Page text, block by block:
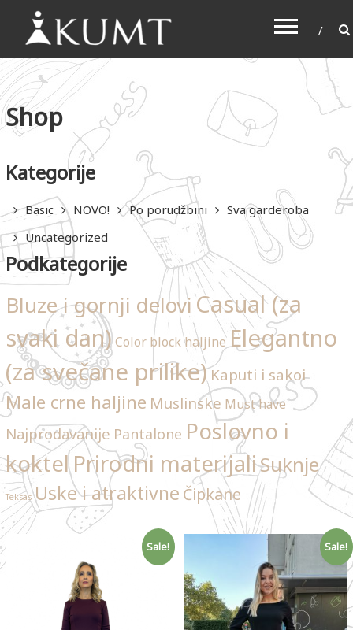
KUMT
Haljine online
Shop
Kategorije
Basic NOVO! Po porudžbini
Sva garderoba
Uncategorized
Podkategorije
Bluze i gornji deloviCasual (za
svaki dan)Color block haljine Elegantno
(za svečane prilike)Kaputi i sakoi
Male crne haljine Muslinske Must have
Najprodavanije Pantalone Poslovno i
koktel Prirodni materijaliSuknje
Teksas Uske i atraktivne Čipkane
Sale! Sale!